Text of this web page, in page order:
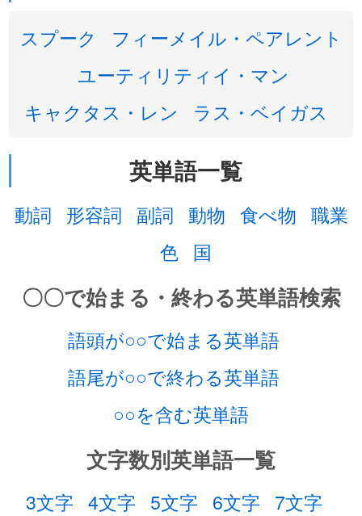
スプーク
フィーメイル・ペアレント
ユーティリティイ・マン
キャクタス・レン
ラス・ベイガス
英単語一覧
動詞 形容詞 副詞 動物 食べ物 職業
色 国
〇〇で始まる・終わる英単語検索
語頭が○○で始まる英単語
語尾が○○で終わる英単語
○○を含む英単語
文字数別英単語一覧
3文字 4文字 5文字 6文字 7文字